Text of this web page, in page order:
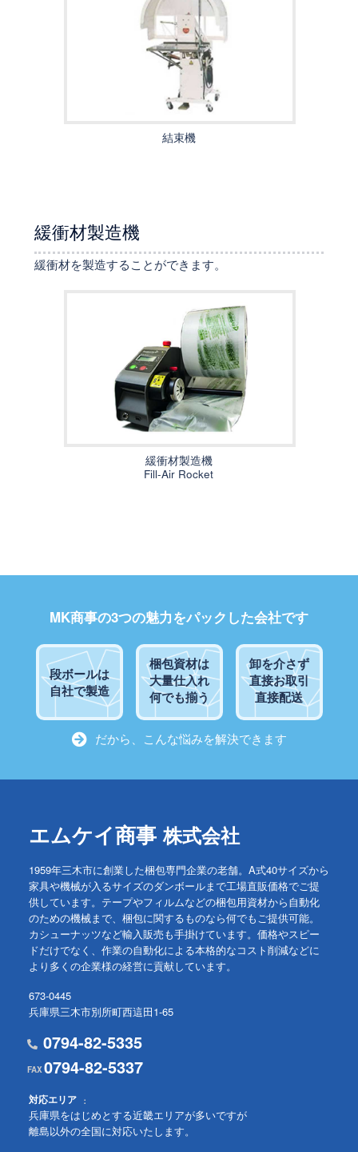
結束機
緩衝材製造機
緩衝材を製造することができます。
緩衝材製造機
Fill-Air Rocket
MK商事の3つの魅力をパックした会社です
段ボールは
自社で製造
梱包資材は
大量仕入れ
何でも揃う
卸を介さず
直接お取引
直接配送
だから、こんな悩みを解決できます
エムケイ商事 株式会社
1959年三木市に創業した梱包専門企業の老舗。A式40サイズから
家具や機械が入るサイズのダンボールまで工場直販価格でご提
供しています。テープやフィルムなどの梱包用資材から自動化
のための機械まで、梱包に関するものなら何でもご提供可能。
カシューナッツなど輸入販売も手掛けています。価格やスピー
ドだけでなく、作業の自動化による本格的なコスト削減などに
より多くの企業様の経営に貢献しています。
673-0445
兵庫県三木市別所町西這田1-65
0794-82-5335
0794-82-5337
対応エリア
兵庫県をはじめとする近畿エリアが多いですが
離島以外の全国に対応いたします。